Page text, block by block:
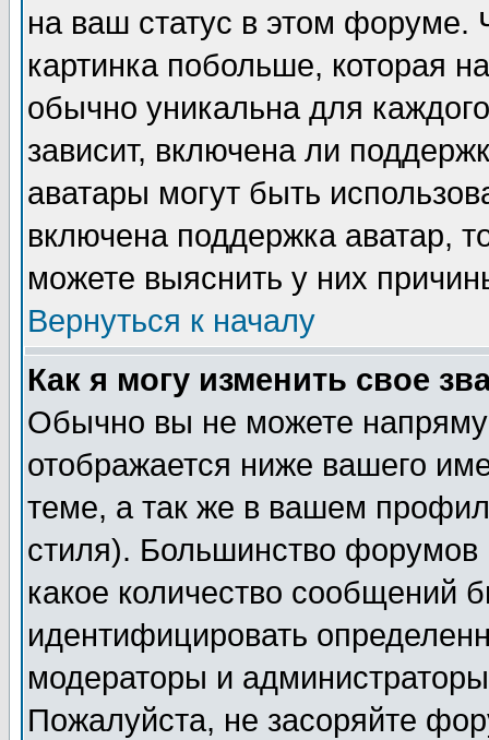
на ваш статус в этом форуме.
картинка побольше, которая
обычно уникальна для
зависит, включена ли
аватары могут быть
включена поддержка аватар,
можете выяснить у них
Вернуться к началу
Как я могу изменить свое
Обычно вы не можете
отображается ниже вашего
теме, а так же в вашем
стиля). Большинство форумов
какое количество сообщений
идентифицировать
модераторы и
Пожалуйста, не засоряйте